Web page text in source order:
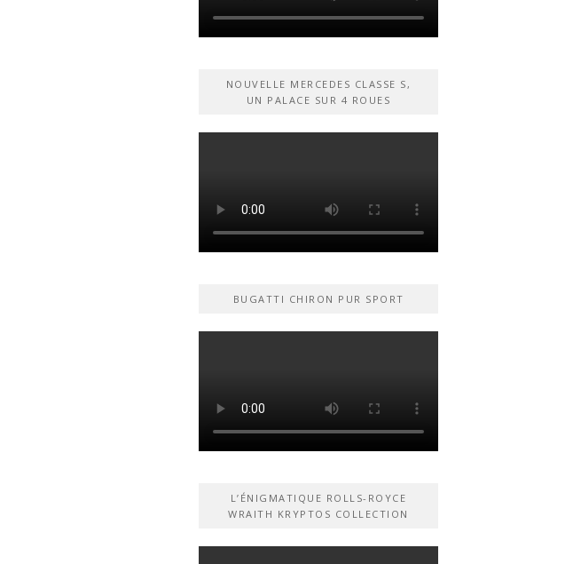
NOUVELLE MERCEDES CLASSE S,
UN PALACE SUR 4 ROUES
BUGATTI CHIRON PUR SPORT
L’ÉNIGMATIQUE ROLLS-ROYCE
WRAITH KRYPTOS COLLECTION